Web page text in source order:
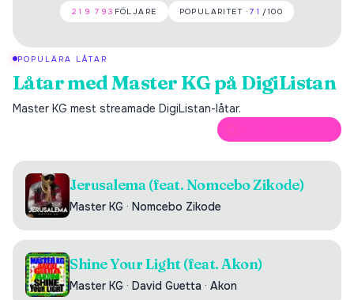
219 793 FÖLJARE POPULARITET · 71 /100
POPULÄRA LÅTAR
Låtar medMaster KGpå DigiListan
Master KG mest streamade DigiListan-låtar.
Jerusalema (feat. Nomcebo Zikode)
Master KG · Nomcebo Zikode
Shine Your Light (feat. Akon)
Master KG · David Guetta · Akon